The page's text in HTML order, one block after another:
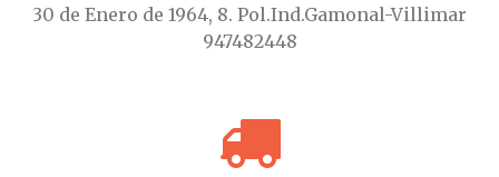
30 de Enero de 1964, 8. Pol.Ind.Gamonal-Villimar
947482448